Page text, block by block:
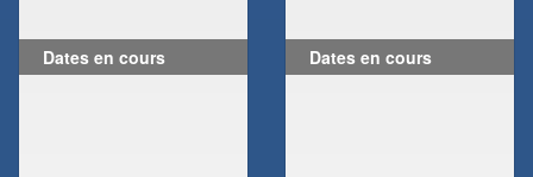
Dates en cours Dates en cours